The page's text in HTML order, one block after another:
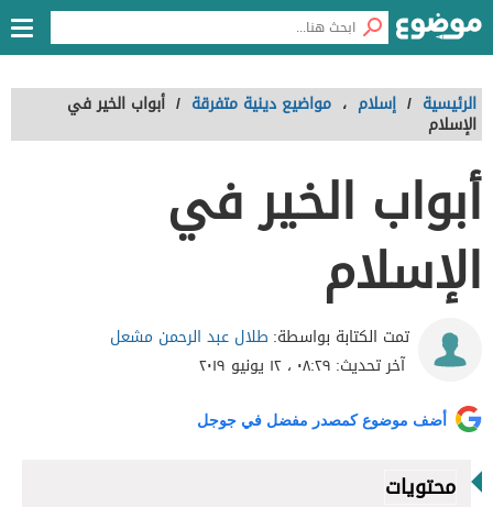
الرئيسية / إسلام ، مواضيع دينية متفرقة / أبواب الخير في
الإسلام
أبواب الخير في
الإسلام
تمت الكتابة بواسطة: طلال عبد الرحمن مشعل
آخر تحديث: ٠٨:٢٩ ، ١٢ يونيو ٢٠١٩
أضف موضوع كمصدر مفضل في جوجل
محتويات